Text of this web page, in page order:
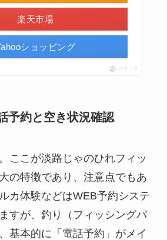
楽天市場
ショッピング
ポチップ
予約と空き状況確認
ここが淡路じゃのひれフィッ
の特徴であり、注意点でもあ
カ体験などはWEB予約システ
すが、 釣り（フィッシングパ
基本的に「電話予約」がメイ